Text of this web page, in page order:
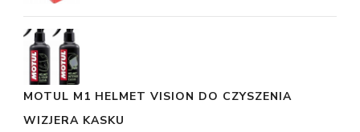
MOTUL M1 HELMET VISION DO CZYSZENIA
WIZJERA KASKU